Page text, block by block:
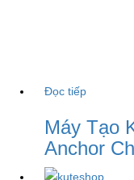
Đọc tiếp
Máy Tạo
Anchor